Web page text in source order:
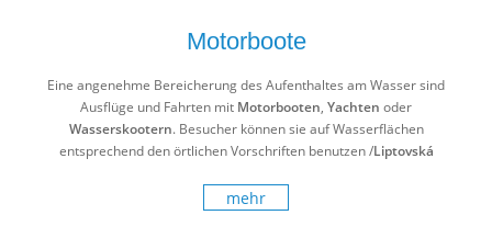
Motorboote
Eine angenehme Bereicherung des Aufenthaltes am Wasser sind
Ausflüge und Fahrten mit Motorbooten, Yachten oder
Wasserskootern. Besucher können sie auf Wasserflächen
entsprechend den örtlichen Vorschriften benutzen /Liptovská
Slnečné jazerá
mehr